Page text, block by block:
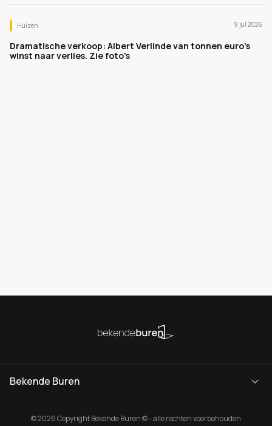
Huizen 9 jul 2026
Dramatische verkoop: Albert Verlinde van tonnen euro's
winst naar verlies. Zie foto's
Bekende Buren
© 2026 Copyright Bekende Buren © - alle rechten voorbehouden